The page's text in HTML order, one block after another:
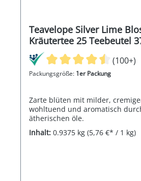
Teavelope Silver Lime
Kräutertee 25 Teebeutel
(100+)
Packungsgröße: 1er Packung
Zarte blüten mit milder,
wohltuend und aromatisch
ätherischen öle.
Inhalt: 0.9375 kg (5,76 €* / 1 kg)